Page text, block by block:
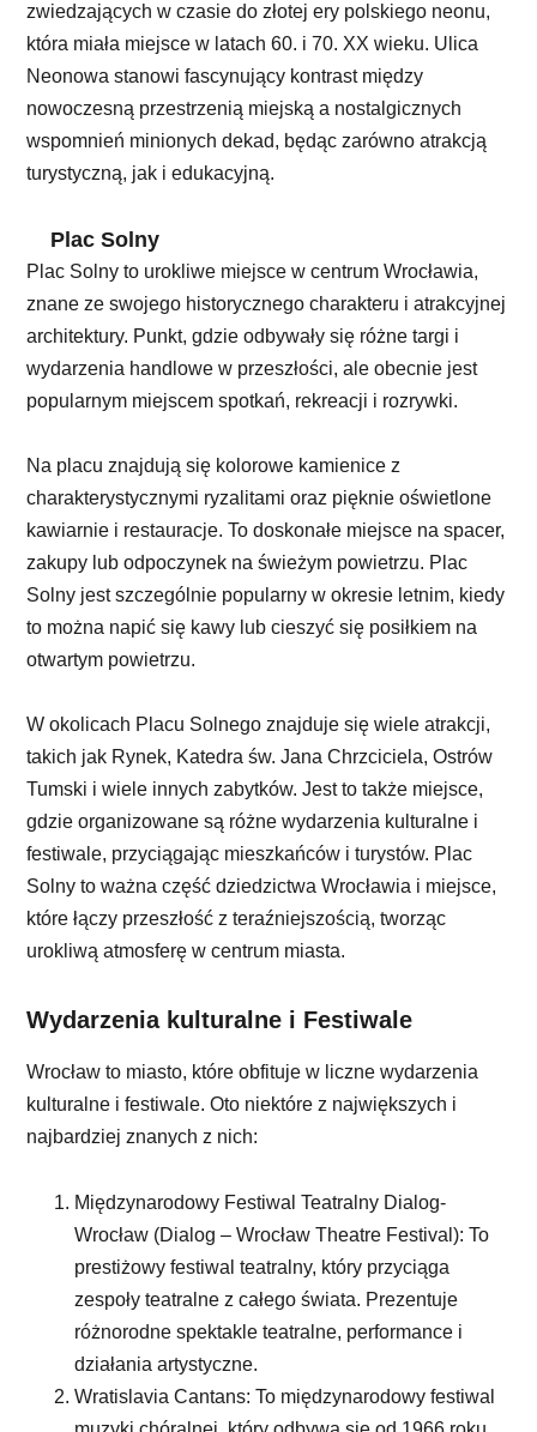
zwiedzających w czasie do złotej ery polskiego neonu,
która miała miejsce w latach 60. i 70. XX wieku. Ulica
Neonowa stanowi fascynujący kontrast między
nowoczesną przestrzenią miejską a nostalgicznych
wspomnień minionych dekad, będąc zarówno atrakcją
turystyczną, jak i edukacyjną.
Plac Solny
Plac Solny to urokliwe miejsce w centrum Wrocławia,
znane ze swojego historycznego charakteru i atrakcyjnej
architektury. Punkt, gdzie odbywały się różne targi i
wydarzenia handlowe w przeszłości, ale obecnie jest
popularnym miejscem spotkań, rekreacji i rozrywki.
Na placu znajdują się kolorowe kamienice z
charakterystycznymi ryzalitami oraz pięknie oświetlone
kawiarnie i restauracje. To doskonałe miejsce na spacer,
zakupy lub odpoczynek na świeżym powietrzu. Plac
Solny jest szczególnie popularny w okresie letnim, kiedy
to można napić się kawy lub cieszyć się posiłkiem na
otwartym powietrzu.
W okolicach Placu Solnego znajduje się wiele atrakcji,
takich jak Rynek, Katedra św. Jana Chrzciciela, Ostrów
Tumski i wiele innych zabytków. Jest to także miejsce,
gdzie organizowane są różne wydarzenia kulturalne i
festiwale, przyciągając mieszkańców i turystów. Plac
Solny to ważna część dziedzictwa Wrocławia i miejsce,
które łączy przeszłość z teraźniejszością, tworząc
urokliwą atmosferę w centrum miasta.
Wydarzenia kulturalne i Festiwale
Wrocław to miasto, które obfituje w liczne wydarzenia
kulturalne i festiwale. Oto niektóre z największych i
najbardziej znanych z nich:
Międzynarodowy Festiwal Teatralny Dialog-
Wrocław (Dialog – Wrocław Theatre Festival): To
prestiżowy festiwal teatralny, który przyciąga
zespoły teatralne z całego świata. Prezentuje
różnorodne spektakle teatralne, performance i
działania artystyczne.
Wratislavia Cantans: To międzynarodowy festiwal